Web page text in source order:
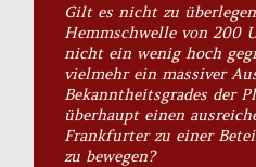
Gilt es nicht zu
Hemmschwelle von 200
nicht ein wenig hoch
vielmehr ein massiver
Bekanntheitsgrades der
überhaupt einen
Frankfurter zu einer
zu bewegen?